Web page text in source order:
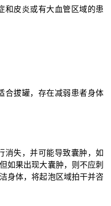
皮炎或有大血管区域的患
拔罐，存在减弱患者身体
失，并可能导致囊肿，如
如果出现大囊肿，则不应刺
身体，将起泡区域拍干并咨